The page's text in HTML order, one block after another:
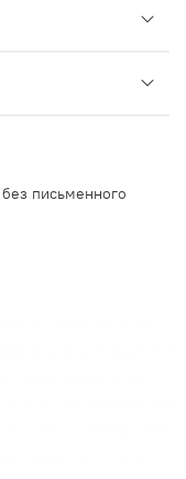
письменного